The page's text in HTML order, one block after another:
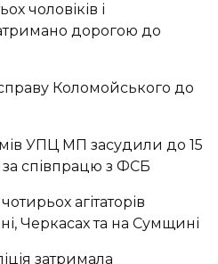
чоловіків і
дорогою до
Коломойського до
УПЦ МП засудили до 15
за співпрацю з ФСБ
агітаторів
Черкасах та на Сумщині
затримала